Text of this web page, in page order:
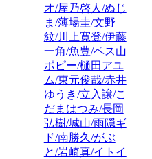
オ/屋乃啓人/ぬじ
ま/薄場圭/文野
紋/川上寛登/伊藤
一角/魚豊/ペス山
ポピー/樋田アユ
ム/東元俊哉/赤井
ゆうき/立入譲/こ
だまはつみ/長岡
弘樹/城山/雨隠ギ
ド/南勝久/がぶ
と/岩崎真/イトイ